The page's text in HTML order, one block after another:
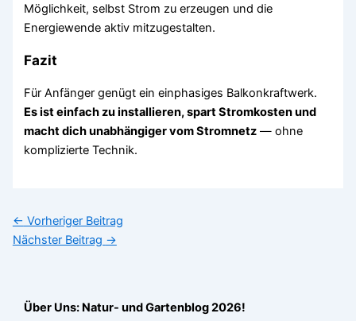
Möglichkeit, selbst Strom zu erzeugen und die
Energiewende aktiv mitzugestalten.
Fazit
Für Anfänger genügt ein einphasiges Balkonkraftwerk.
Es ist einfach zu installieren, spart Stromkosten und
macht dich unabhängiger vom Stromnetz — ohne
komplizierte Technik.
← Vorheriger Beitrag
Nächster Beitrag →
Über Uns: Natur- und Gartenblog 2026!